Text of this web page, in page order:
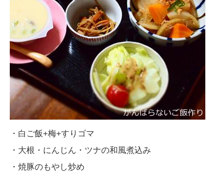
・白ご飯+梅+すりゴマ
・大根・にんじん・ツナの和風煮込み
・焼豚のもやし炒め